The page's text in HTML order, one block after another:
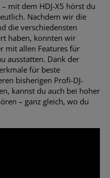
mit dem HDJ-X5 hörst du
Nachdem wir die
die verschiedensten
haben, konnten wir
mit allen Features für
ausstatten. Dank der
für beste
bisherigen Profi-DJ-
kannst du auch bei hoher
– ganz gleich, wo du